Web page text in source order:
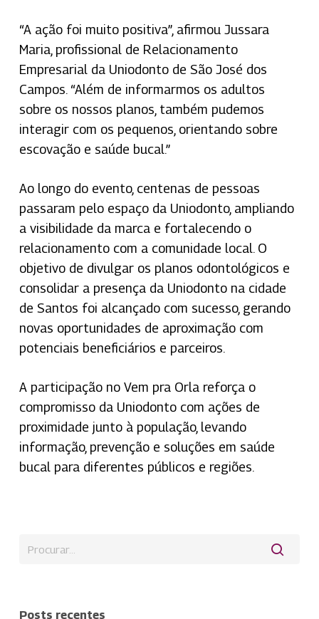
“A ação foi muito positiva”, afirmou Jussara
Maria, profissional de Relacionamento
Empresarial da Uniodonto de São José dos
Campos. “Além de informarmos os adultos
sobre os nossos planos, também pudemos
interagir com os pequenos, orientando sobre
escovação e saúde bucal.”
Ao longo do evento, centenas de pessoas
passaram pelo espaço da Uniodonto, ampliando
a visibilidade da marca e fortalecendo o
relacionamento com a comunidade local. O
objetivo de divulgar os planos odontológicos e
consolidar a presença da Uniodonto na cidade
de Santos foi alcançado com sucesso, gerando
novas oportunidades de aproximação com
potenciais beneficiários e parceiros.
A participação no Vem pra Orla reforça o
compromisso da Uniodonto com ações de
proximidade junto à população, levando
informação, prevenção e soluções em saúde
bucal para diferentes públicos e regiões.
Posts recentes